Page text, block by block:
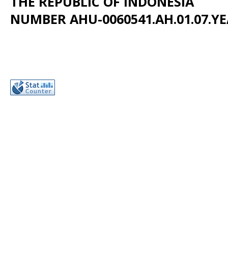
NUMBER AHU-